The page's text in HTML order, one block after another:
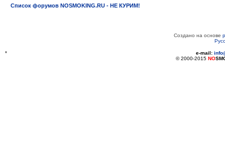
Список форумов NOSMOKING.RU - НЕ КУРИМ!
Создано на основе
* e-mail:
© 2000-2015 NO